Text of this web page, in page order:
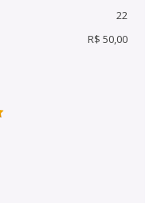
22
R$ 50,00